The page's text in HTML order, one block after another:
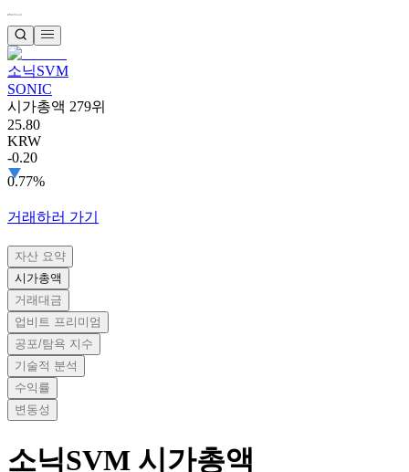
소닉SVM
SONIC
시가총액 279위
25.80
KRW
-0.20
0.77%
거래하러 가기
자산 요약
시가총액
거래대금
업비트 프리미엄
공포/탐욕 지수
기술적 분석
수익률
변동성
소닉SVM 시가총액